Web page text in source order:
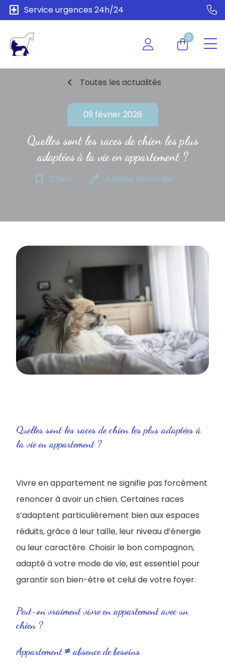
local_hospital Service urgences 24h/24
0
chevron_left Toutes les actualités
09 février 2026
Quelles sont les races de chien les plus
adaptées à la vie en appartement ?
bookmark_border Chien edit Juliette Garnodier
Quelles sont les races de chien les plus adaptées à
la vie en appartement ?
Vivre en appartement ne signifie pas forcément
renoncer à avoir un chien. Certaines races
s’adaptent particulièrement bien aux espaces
réduits, grâce à leur taille, leur niveau d’énergie
ou leur caractère. Choisir le bon compagnon,
adapté à votre mode de vie, est essentiel pour
garantir son bien-être et celui de votre foyer.
Peut-on vraiment vivre en appartement avec un
chien ?
Appartement ≠ absence de besoins